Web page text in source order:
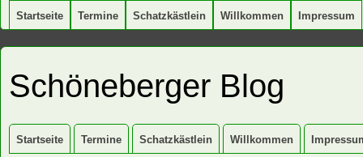
Startseite Termine Schatzkästlein Willkommen Impressum
Schöneberger Blog
Startseite Termine Schatzkästlein Willkommen